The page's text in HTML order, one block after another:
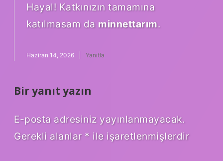
Hayal! Katkınızın tamamına
katılmasam da minnettarım.
Haziran 14, 2026 Yanıtla
Bir yanıt yazın
E-posta adresiniz yayınlanmayacak.
Gerekli alanlar * ile işaretlenmişlerdir